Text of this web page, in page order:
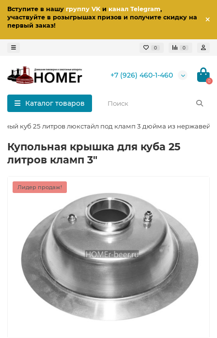
Вступите в нашу группу VKи канал Telegram,
участвуйте в розыгрышах призов и получите скидку на
первый заказ!
0 0
+7 (926) 460-1-460
0
Каталог товаров
куб 25 литров люкстайл под кламп 3 дюйма из
Купольная крышка для куба 25
литров кламп 3"
Лидер продаж!